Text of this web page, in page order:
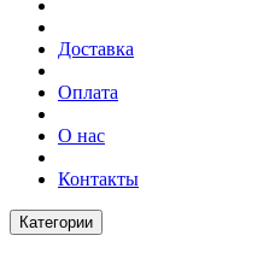
Доставка
Оплата
О нас
Контакты
Категории